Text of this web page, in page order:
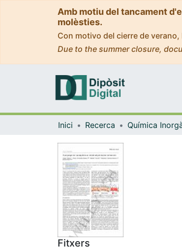
Amb motiu del tancament
molèsties.
Con motivo del cierre de
Due to the summer closure,
Inici Recerca
Fitxers